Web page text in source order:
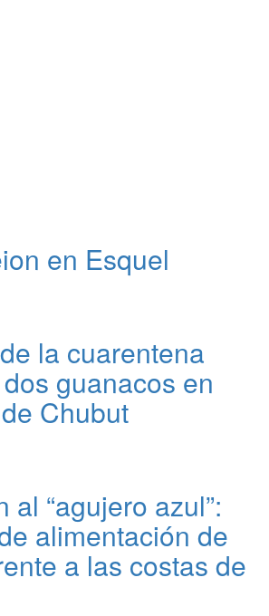
en Esquel
la cuarentena
guanacos en
Chubut
al “agujero azul”:
alimentación de
a las costas de